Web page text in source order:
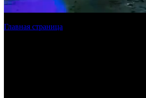
Главная страница